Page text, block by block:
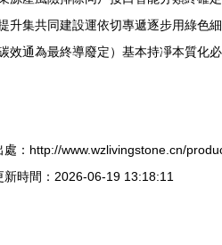
集共同建設運依切專遞逐步用綠色
通為最終導廢定）基本持凈本質化
處：http://www.wzlivingstone.cn/
新時間：2026-06-19 13:18:11